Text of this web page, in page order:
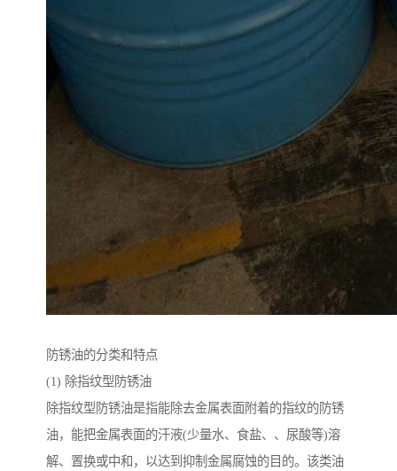
防锈油的分类和特点
(1) 除指纹型防锈油
除指纹型防锈油是指能除去金属表面附着的指纹的防锈
油，能把金属表面的汗液(少量水、食盐、、尿酸等)溶
解、置换或中和，以达到抑制金属腐蚀的目的。该类油